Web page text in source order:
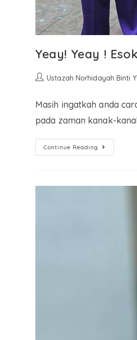
Yeay! Yeay !
Ustazah Norhidayah Binti
Masih ingatkah anda
pada zaman kanak-
Continue Reading